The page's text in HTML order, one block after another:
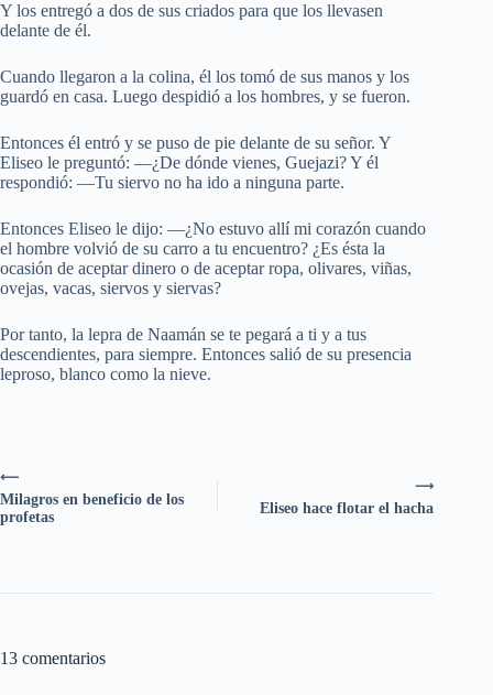
Y los entregó a dos de sus criados para que los llevasen
delante de él.
Cuando llegaron a la colina, él los tomó de sus manos y los
guardó en casa. Luego despidió a los hombres, y se fueron.
Entonces él entró y se puso de pie delante de su señor. Y
Eliseo le preguntó: —¿De dónde vienes, Guejazi? Y él
respondió: —Tu siervo no ha ido a ninguna parte.
Entonces Eliseo le dijo: —¿No estuvo allí mi corazón cuando
el hombre volvió de su carro a tu encuentro? ¿Es ésta la
ocasión de aceptar dinero o de aceptar ropa, olivares, viñas,
ovejas, vacas, siervos y siervas?
Por tanto, la lepra de Naamán se te pegará a ti y a tus
descendientes, para siempre. Entonces salió de su presencia
leproso, blanco como la nieve.
⟶
Eliseo hace flotar el hacha
⟵
Milagros en beneficio de los
profetas
13 comentarios